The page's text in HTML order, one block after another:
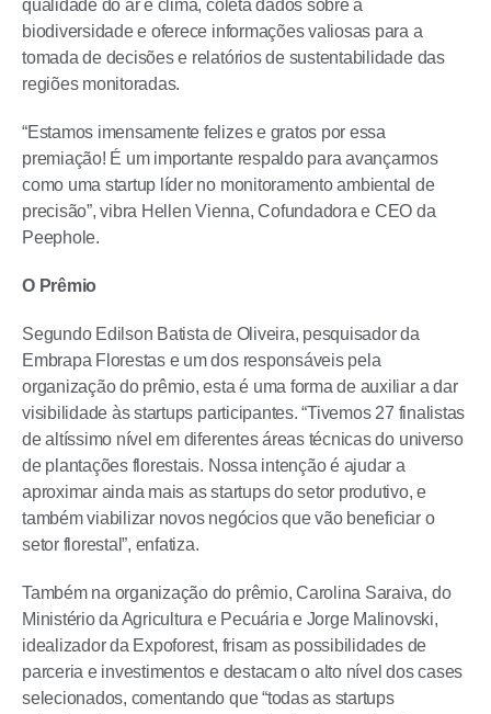
qualidade do ar e clima, coleta dados sobre a
biodiversidade e oferece informações valiosas para a
tomada de decisões e relatórios de sustentabilidade das
regiões monitoradas.
“Estamos imensamente felizes e gratos por essa
premiação! É um importante respaldo para avançarmos
como uma startup líder no monitoramento ambiental de
precisão”, vibra Hellen Vienna, Cofundadora e CEO da
Peephole.
O Prêmio
Segundo Edilson Batista de Oliveira, pesquisador da
Embrapa Florestas e um dos responsáveis pela
organização do prêmio, esta é uma forma de auxiliar a dar
visibilidade às startups participantes. “Tivemos 27 finalistas
de altíssimo nível em diferentes áreas técnicas do universo
de plantações florestais. Nossa intenção é ajudar a
aproximar ainda mais as startups do setor produtivo, e
também viabilizar novos negócios que vão beneficiar o
setor florestal”, enfatiza.
Também na organização do prêmio, Carolina Saraiva, do
Ministério da Agricultura e Pecuária e Jorge Malinovski,
idealizador da Expoforest, frisam as possibilidades de
parceria e investimentos e destacam o alto nível dos cases
selecionados, comentando que “todas as startups